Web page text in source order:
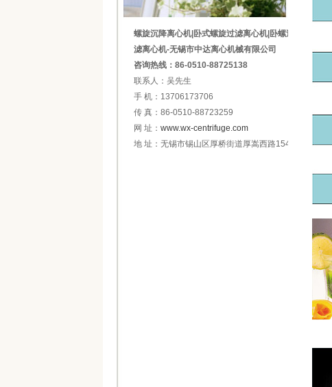
螺旋沉降离心机|卧式螺旋过滤离心机|卧螺过
滤离心机-无锡市中达离心机械有限公司
咨询热线：86-0510-88725138
联系人：吴先生
手 机：13706173706
传 真：86-0510-88723259
网 址： www.wx-centrifuge.com
地 址：无锡市锡山区厚桥街道厚嵩西路154号